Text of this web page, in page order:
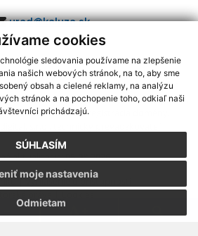
cookies
sledovania používame na zlepšenie
našich webových stránok, na to, aby sme
obsah a cielené reklamy, na analýzu
stránok a na pochopenie toho, odkiaľ naši
prichádzajú.
SÚHLASÍM
Odmietam
moje nastavenia
urad@kaluza.sk
aktuálnych informácií s využitím RSS
ECHELON 2,Mapa stránok,web portál
s.r.o.,domény,registrácia domény
aktualizácia:05.08.2026
|Vyhlásenie o prístupnosti